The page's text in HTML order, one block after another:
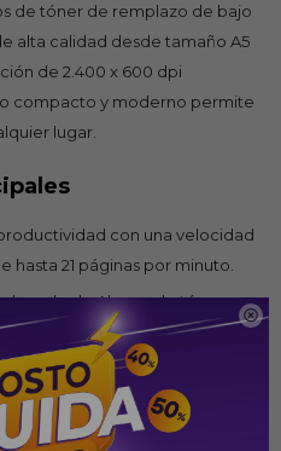

de tóner de remplazo de bajo
alta calidad desde tamaño A5
de 2.400 x 600 dpi
compacto y moderno permite
lugar.
con una velocidad
hasta 21 páginas por minuto.
modo de Ahorro de tóner.
espacio.
alta calidad con resolución de